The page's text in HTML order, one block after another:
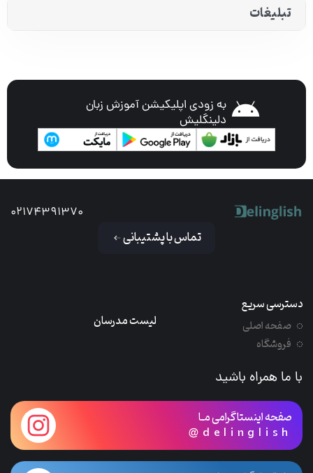
تبلیغات
به زودی اپلیکیشن آموزش زبان
دلینگلیش
02174391370
تماس با پشتیبانی
دسترسی سریع
صفحه اصلی
فروشگاه
لیست مدرسان
با ما همراه باشید
صفحه اینستاگرامی مـا
@delinglish